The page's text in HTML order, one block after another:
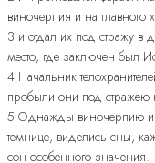
виночерпия и на главного
3 и отдал их под стражу в
место, где заключен был
4 Начальник
пробыли они под стражею
5 Однажды виночерпию и
темнице, виделись сны,
сон особенного значения.